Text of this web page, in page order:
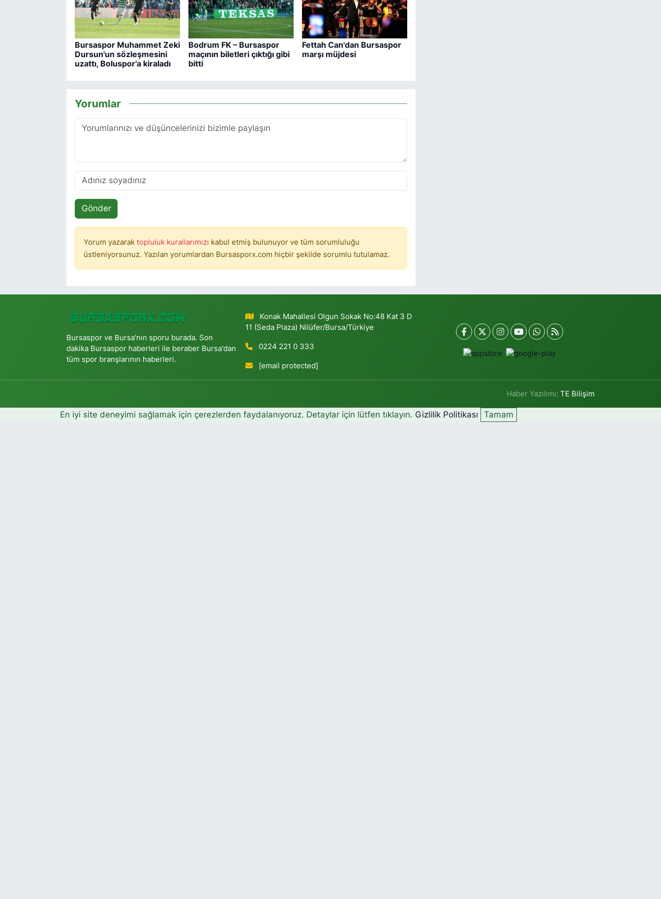
Bursaspor Muhammet Zeki
Dursun'un sözleşmesini
uzattı, Boluspor'a kiraladı
Bodrum FK – Bursaspor
maçının biletleri çıktığı gibi
bitti
Fettah Can'dan Bursaspor
marşı müjdesi
Yorumlar
Gönder
Yorum yazarak topluluk kurallarımızı kabul etmiş bulunuyor ve tüm sorumluluğu
üstleniyorsunuz. Yazılan yorumlardan Bursasporx.com hiçbir şekilde sorumlu tutulamaz.
Bursaspor ve Bursa'nın sporu burada. Son
dakika Bursaspor haberleri ile beraber Bursa'dan
tüm spor branşlarının haberleri.
Konak Mahallesi Olgun Sokak No:48 Kat 3 D
11 (Seda Plaza) Nilüfer/Bursa/Türkiye
0224 221 0 333
[email protected]
Haber Yazılımı:TE Bilişim
En iyi site deneyimi sağlamak için çerezlerden faydalanıyoruz. Detaylar için lütfen tıklayın. Gizlilik Politikası Tamam